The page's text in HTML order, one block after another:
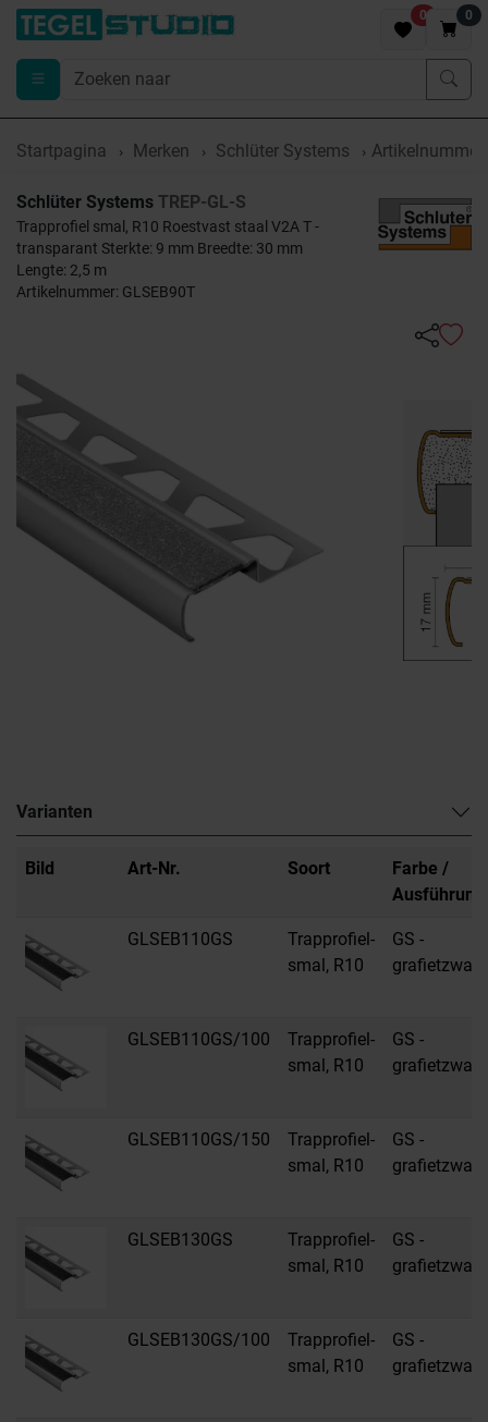
0 0
Startpagina Merken Schlüter Systems Artikelnummer
Schlüter Systems TREP-GL-S
Trapprofiel smal, R10 Roestvast staal V2A T -
transparant Sterkte: 9 mm Breedte: 30 mm
Lengte: 2,5 m
Artikelnummer: GLSEB90T
Varianten
Bild Art-Nr. Soort
Farbe /
Ausführung
GLSEB110GS
Trapprofiel-
smal, R10
GS -
grafietzwart
GLSEB110GS/100
Trapprofiel-
smal, R10
GS -
grafietzwart
GLSEB110GS/150
Trapprofiel-
smal, R10
GS -
grafietzwart
GLSEB130GS
Trapprofiel-
smal, R10
GS -
grafietzwart
GLSEB130GS/100
Trapprofiel-
smal, R10
GS -
grafietzwart